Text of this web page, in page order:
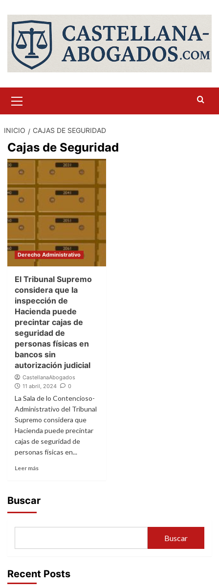
contenido
primario
INICIO CAJAS DE SEGURIDAD
Cajas de Seguridad
Derecho Administrativo
El Tribunal Supremo
considera que la
inspección de
Hacienda puede
precintar cajas de
seguridad de
personas físicas en
bancos sin
autorización judicial
CastellanaAbogados
11 abril, 2024
0
La Sala de lo Contencioso-
Administrativo del Tribunal
Supremo considera que
Hacienda puede precintar
cajas de seguridad de
personas físicas en...
Leer más
Buscar
Buscar
Recent Posts